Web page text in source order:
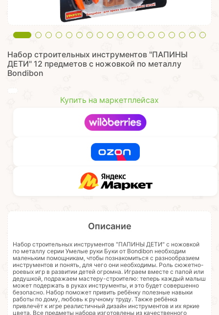
Набор строительных инструментов "ПАПИНЫ
ДЕТИ" 12 предметов с ножовкой по металлу
Bondibon
Купить на маркетплейсах
Описание
Набор строительных инструментов "ПАПИНЫ ДЕТИ" с ножовкой
по металлу серии Умелые руки Буки от Bondibon необходим
маленьким помощникам, чтобы познакомиться с разнообразием
инструментов и понять, для чего они необходимы. Роль сюжетно-
роевых игр в развитии детей огромна. Играем вместе с папой или
дедушкой, подражаем мастеру-строителю: теперь каждый малыш
может подержать в руках инструменты, и это будет совершенно
безопасно. Набор поможет привить ребёнку полезные навыки
работы по дому, любовь к ручному труду. Также ребёнка
привлечёт к игре реалистичный дизайн инструментов и их яркие
цвета. Все предметы набора изготовлены из качественного